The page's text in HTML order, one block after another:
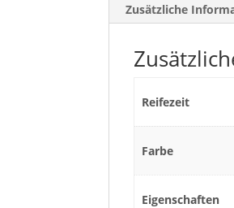
Zusätzliche
Reifezeit
Farbe
Eigenschaften